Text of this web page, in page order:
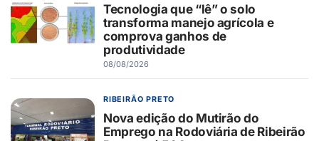
Tecnologia que “lê” o solo
transforma manejo agrícola e
comprova ganhos de
produtividade
08/08/2026
RIBEIRÃO PRETO
Nova edição do Mutirão do
Emprego na Rodoviária de Ribeirão